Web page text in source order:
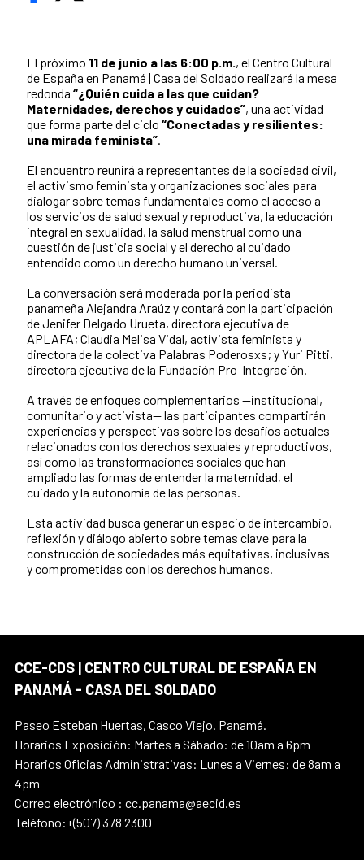
El próximo 11 de junio a las 6:00 p.m. , el Centro Cultural
de España en Panamá | Casa del Soldado realizará la mesa
redonda “¿Quién cuida a las que cuidan?
Maternidades, derechos y cuidados”, una actividad
que forma parte del ciclo “Conectadas y resilientes:
una mirada feminista”
El encuentro reunirá a representantes de la sociedad civil,
el activismo feminista y organizaciones sociales para
dialogar sobre temas fundamentales como el acceso a
los servicios de salud sexual y reproductiva, la educación
integral en sexualidad, la salud menstrual como una
cuestión de justicia social y el derecho al cuidado
entendido como un derecho humano universal.
La conversación será moderada por la periodista
panameña Alejandra Araúz y contará con la participación
de Jenifer Delgado Urueta, directora ejecutiva de
APLAFA; Claudia Melisa Vidal, activista feminista y
directora de la colectiva Palabras Poderosxs; y Yuri Pitti,
directora ejecutiva de la Fundación Pro-Integración.
A través de enfoques complementarios —institucional,
comunitario y activista— las participantes compartirán
experiencias y perspectivas sobre los desafíos actuales
relacionados con los derechos sexuales y reproductivos,
así como las transformaciones sociales que han
ampliado las formas de entender la maternidad, el
cuidado y la autonomía de las personas.
Esta actividad busca generar un espacio de intercambio,
reflexión y diálogo abierto sobre temas clave para la
construcción de sociedades más equitativas, inclusivas
y comprometidas con los derechos humanos.
CCE-CDS | CENTRO CULTURAL DE ESPAÑA EN
PANAMÁ - CASA DEL SOLDADO
Paseo Esteban Huertas, Casco Viejo. Panamá.
Horarios Exposición: Martes a Sábado: de 10am a 6pm
Horarios Oficias Administrativas: Lunes a Viernes: de 8am a
4pm
Correo electrónico : cc.panama@aecid.es
Teléfono:+(507) 378 2300